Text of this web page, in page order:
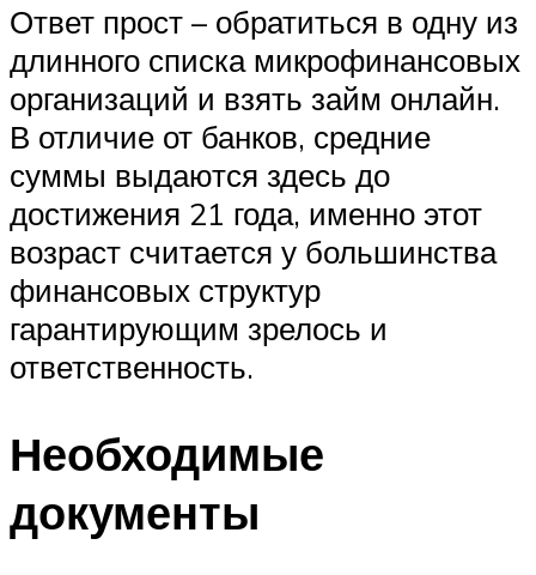
Ответ прост – обратиться в одну из
длинного списка микрофинансовых
организаций и взять займ онлайн.
В отличие от банков, средние
суммы выдаются здесь до
достижения 21 года, именно этот
возраст считается у большинства
финансовых структур
гарантирующим зрелось и
ответственность.
Необходимые
документы